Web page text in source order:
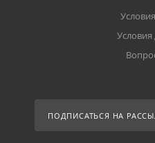
Условия
ПОДПИСАТЬСЯ НА